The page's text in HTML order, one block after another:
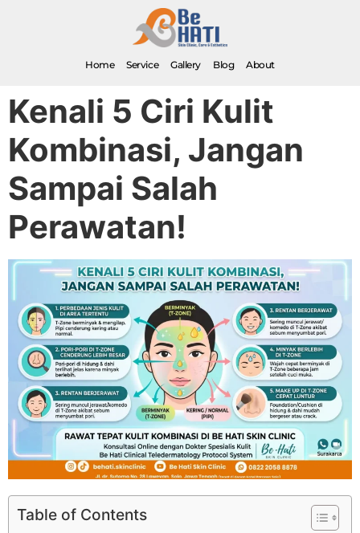
Home Service Gallery Blog About
Kenali 5 Ciri Kulit
Kombinasi, Jangan
Sampai Salah
Perawatan!
Table of Contents